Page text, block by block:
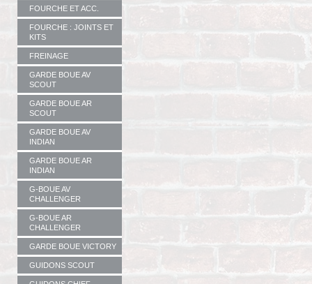
FOURCHE ET ACC.
FOURCHE : JOINTS ET
KITS
FREINAGE
GARDE BOUE AV
SCOUT
GARDE BOUE AR
SCOUT
GARDE BOUE AV
INDIAN
GARDE BOUE AR
INDIAN
G-BOUE AV
CHALLENGER
G-BOUE AR
CHALLENGER
GARDE BOUE VICTORY
GUIDONS SCOUT